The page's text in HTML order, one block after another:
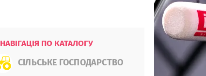
НАВІГАЦІЯ ПО КАТАЛОГУ
СІЛЬСЬКЕ ГОСПОДАРСТВО